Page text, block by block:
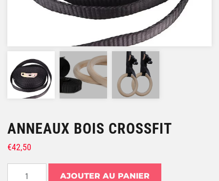
ANNEAUX BOIS CROSSFIT
€42,50
quantité de ANNEAUX BOIS CROSSFIT
AJOUTER AU PANIER